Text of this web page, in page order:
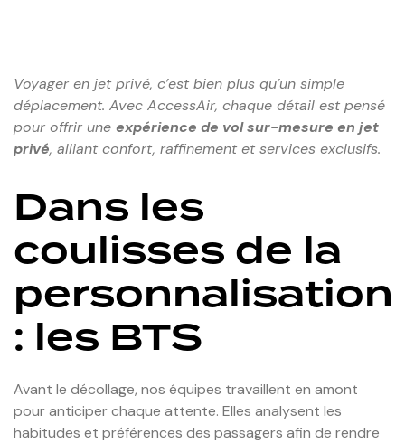
Voyager en jet privé, c’est bien plus qu’un simple
déplacement. Avec AccessAir, chaque détail est pensé
pour offrir une expérience de vol sur-mesure en jet
privé, alliant confort, raffinement et services exclusifs.
Dans les
coulisses de la
personnalisation
: les BTS
Avant le décollage, nos équipes travaillent en amont
pour anticiper chaque attente. Elles analysent les
habitudes et préférences des passagers afin de rendre